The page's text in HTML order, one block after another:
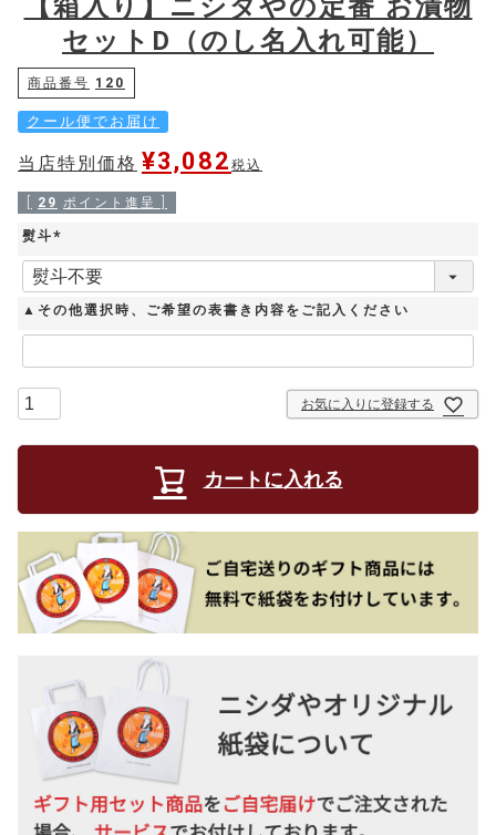
【箱入り】ニシダやの定番 お漬物
セットD（のし名入れ可能）
商品番号 120
クール便でお届け
当店特別価格 ¥3,082 税込
29 ポイント進呈 ]
熨斗
(
必
須
)
▲その他選択時、ご希望の表書き内容をご記入ください
お気に入りに登録する
カートに入れる